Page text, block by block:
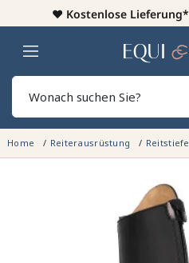
♥️ Kostenlose
Heim
Home Reiterausrüstung